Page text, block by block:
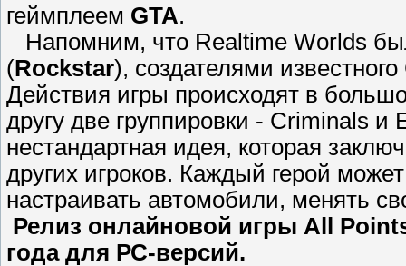
геймплеем GTA.
Напомним, что Realtime Worlds
(Rockstar), создателями известного
Действия игры происходят в
другу две группировки - Criminals и
нестандартная идея, которая
других игроков. Каждый герой
настраивать автомобили, менять
Релиз онлайновой игры All
года для РС-версий.